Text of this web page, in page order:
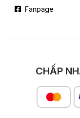
Fanpage
CHẤP